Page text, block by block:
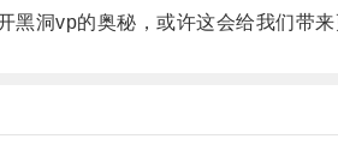
洞vp的奥秘，或许这会给我们带来